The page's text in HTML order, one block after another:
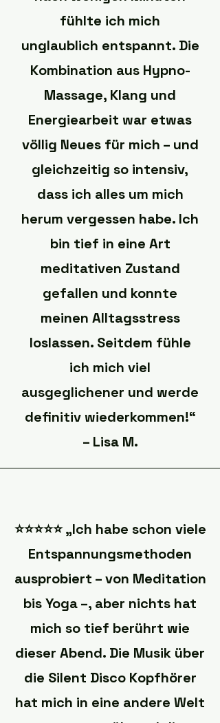
fühlte ich mich
unglaublich entspannt. Die
Kombination aus Hypno-
Massage, Klang und
Energiearbeit war etwas
völlig Neues für mich – und
gleichzeitig so intensiv,
dass ich alles um mich
herum vergessen habe. Ich
bin tief in eine Art
meditativen Zustand
gefallen und konnte
meinen Alltagsstress
loslassen. Seitdem fühle
ich mich viel
ausgeglichener und werde
definitiv wiederkommen!“
– Lisa M.
⭐️⭐️⭐️⭐️⭐️ „Ich habe schon viele
Entspannungsmethoden
ausprobiert – von Meditation
bis Yoga –, aber nichts hat
mich so tief berührt wie
dieser Abend. Die Musik über
die Silent Disco Kopfhörer
hat mich in eine andere Welt